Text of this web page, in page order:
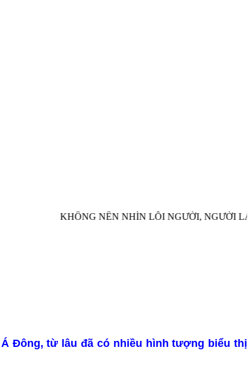
KHÔNG NÊN NHÌN LỖI NGƯỜI, NGƯỜI
Đông, từ lâu đã có nhiều hình tượng biểu thị